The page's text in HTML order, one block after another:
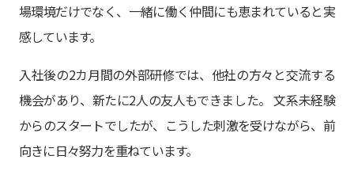
場環境だけでなく、一緒に働く仲間にも恵まれていると実
感しています。
入社後の2カ月間の外部研修では、他社の方々と交流する
機会があり、新たに2人の友人もできました。 文系未経験
からのスタートでしたが、こうした刺激を受けながら、前
向きに日々努力を重ねています。